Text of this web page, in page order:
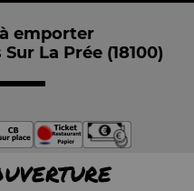
emporter
La Prée (18100)